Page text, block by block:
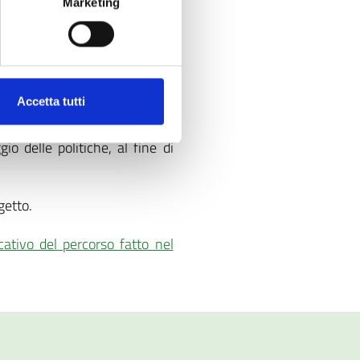
Accetta tutti
all’uso di metodi basati
delle politiche, al fine di
del percorso fatto nel